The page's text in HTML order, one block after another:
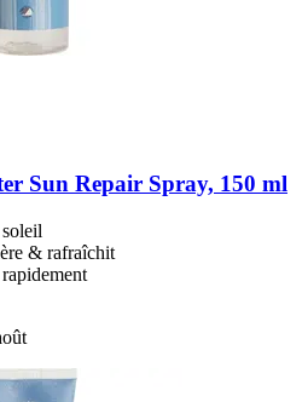
Sun Repair Spray, 150 ml
& rafraîchit